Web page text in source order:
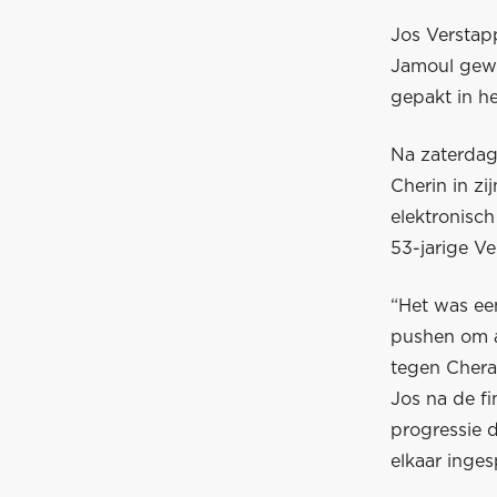
Jos
Jamoul
gepakt in
Na
Cherin in
53-jarige
“Het was
pushen om
tegen
Jos na de
progressie
elkaar